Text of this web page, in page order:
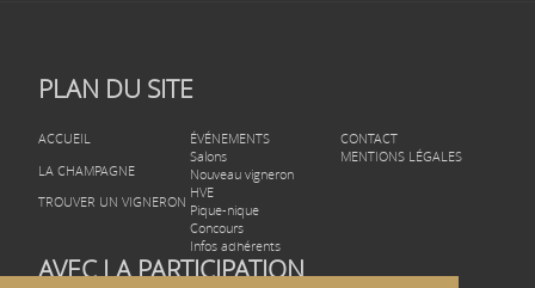
PLAN DU SITE
ACCUEIL
LA CHAMPAGNE
TROUVER UN VIGNERON
ÉVÉNEMENTS
Salons
Nouveau vigneron
HVE
Pique-nique
Concours
Infos adhérents
CONTACT
MENTIONS LÉGALES
AVEC LA PARTICIPATION